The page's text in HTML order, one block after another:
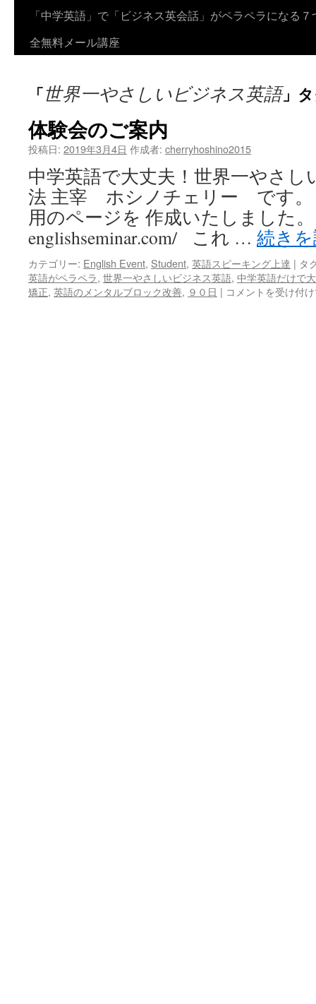
キ
「中学英語」で「ビジネス英会話」がペラペラになる
全無料メール講座
「世界一やさしいビジネス英語」
体験会のご案内
投稿日: 2019年3月4日 作成者: cherryhoshino2015
中学英語で大丈夫！世界一やさし
法 主宰 ホシノチェリー です。
用のページを 作成いたしました。
englishseminar.com/ これ … 続き
カテゴリー: English Event, Student, 英語スピーキング上達 | タ
英語がペラペラ, 世界一やさしいビジネス英語, 中学英語だけで
矯正, 英語のメンタルブロック改善, ９０日 | 体
コメントを受け付